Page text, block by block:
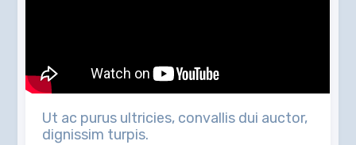
Ut ac purus ultricies, convallis dui auctor,
dignissim turpis.